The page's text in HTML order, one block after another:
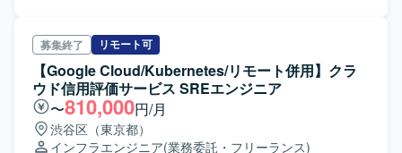
ます。
うにする開発を行っていただきます。基本的に既存実装を
踏襲しますが、一部プラットフォームや要件によっては機
能実装の調整が発生する可能性があります。 新しい制作支
援機能の実装として、新しいクリエイティブ制作プロセス
を支援できるようなバックエンド・フロントエンド双方の
新機能実装を行っていただきます。また、ユーザビリティ
募集終了 リモート可
【Google Cloud/Kubernetes/リモート併用】クラ
ウド信用評価サービス SREエンジニア
〜810,000円/月
渋谷区（東京都）
インフラエンジニア(業務委託・フリーランス)